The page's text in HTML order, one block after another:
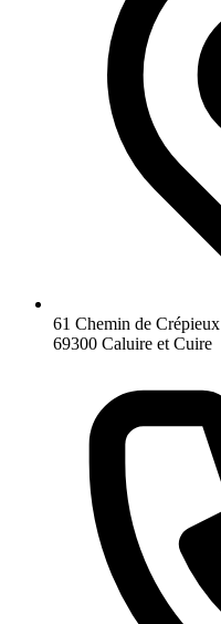
61 Chemin de Crépieux
69300 Caluire et Cuire